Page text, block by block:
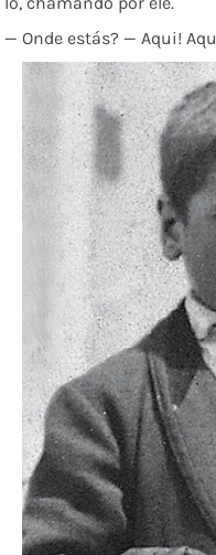
— Onde estás? — Aqui!